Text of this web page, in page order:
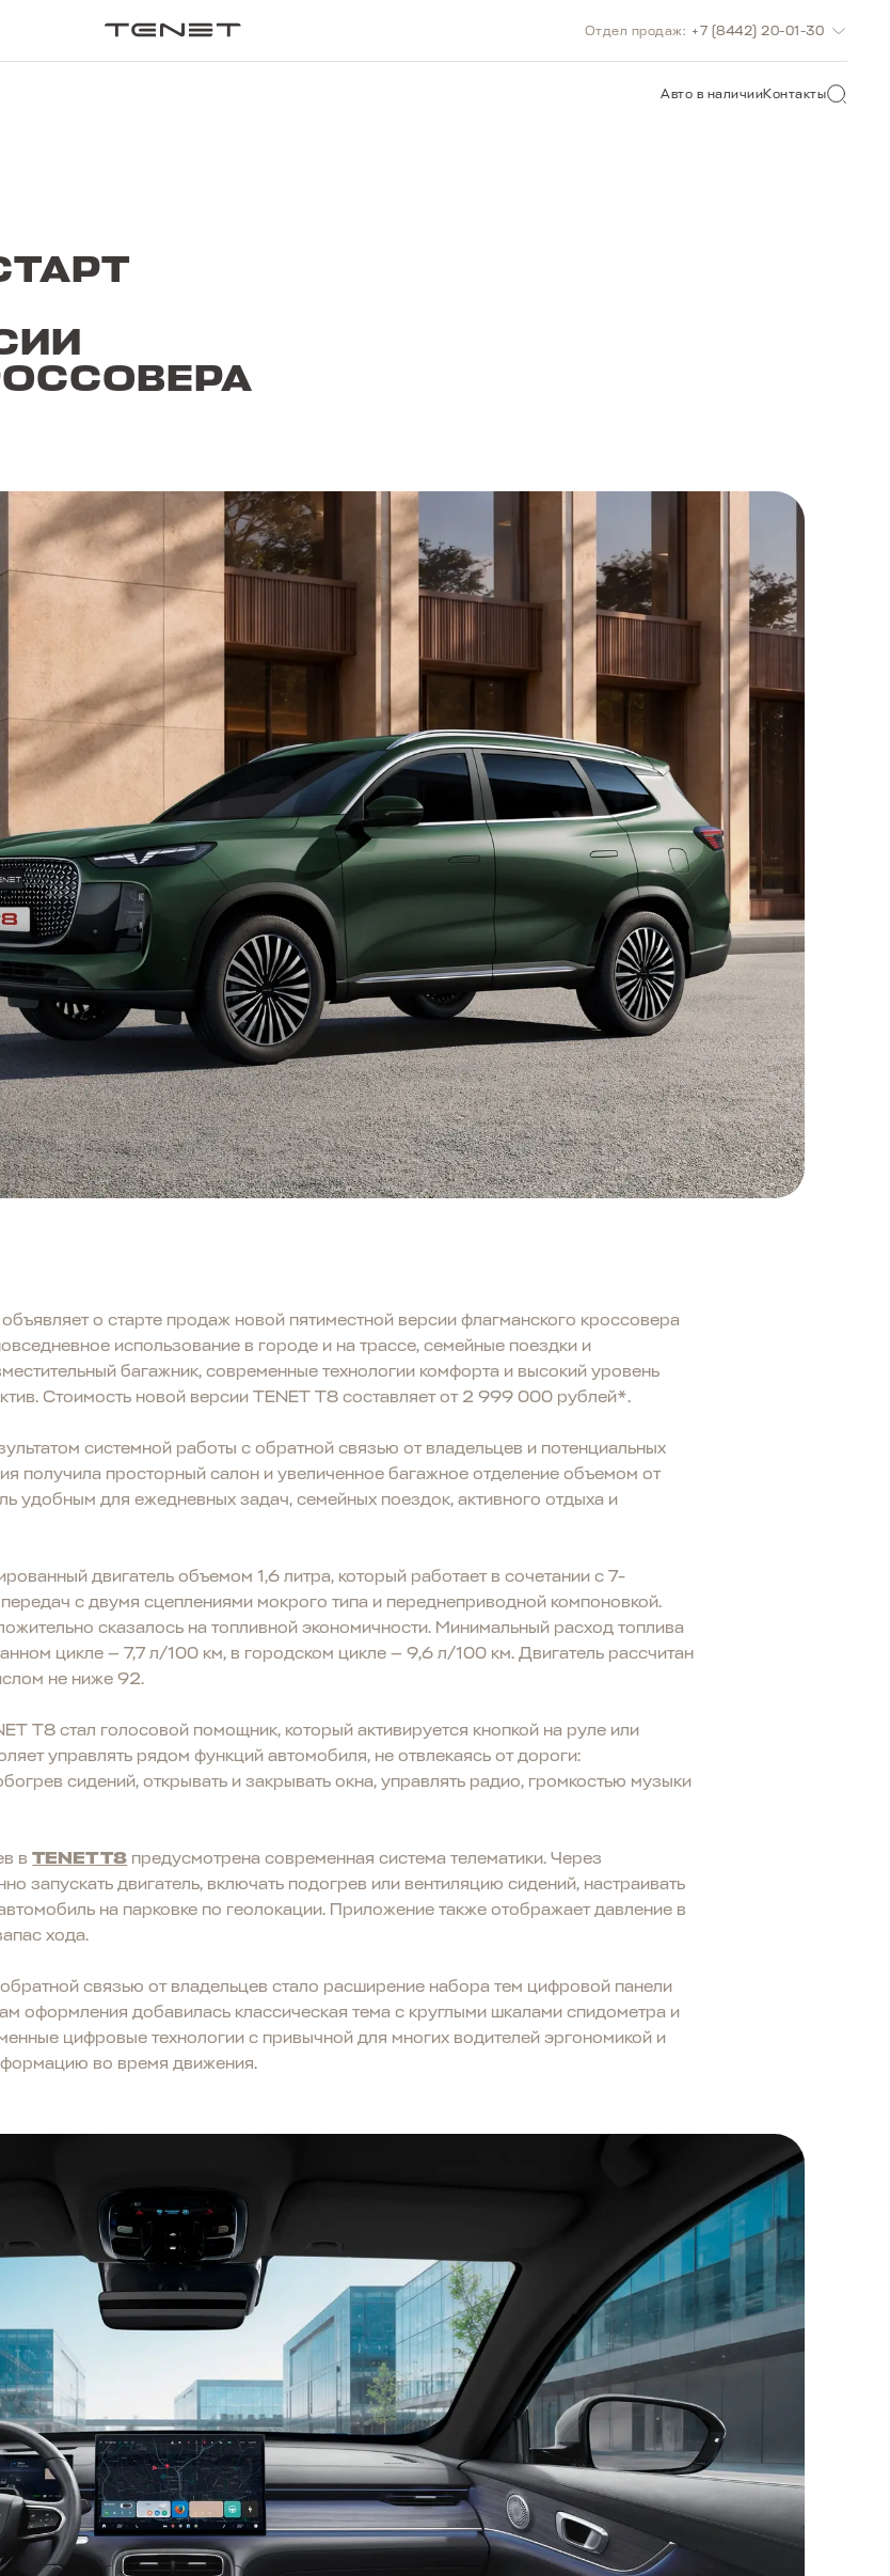
Авто в наличииКонтакты
Отдел продаж: +7 (8442) 20-01-30
о старте продаж новой пятиместной версии флагманского кроссовера
использование в городе и на трассе, семейные поездки и
багажник, современные технологии комфорта и высокий уровень
Стоимость новой версии TENET T8 составляет от 2 999 000 рублей*.
системной работы с обратной связью от владельцев и потенциальных
получила просторный салон и увеличенное багажное отделение объемом от
удобным для ежедневных задач, семейных поездок, активного отдыха и
двигатель объемом 1,6 литра, который работает в сочетании с 7-
с двумя сцеплениями мокрого типа и переднеприводной компоновкой.
сказалось на топливной экономичности. Минимальный расход топлива
цикле — 7,7 л/100 км, в городском цикле — 9,6 л/100 км. Двигатель рассчитан
не ниже 92.
T8 стал голосовой помощник, который активируется кнопкой на руле или
управлять рядом функций автомобиля, не отвлекаясь от дороги:
сидений, открывать и закрывать окна, управлять радио, громкостью музыки
вTENET T8 предусмотрена современная система телематики. Через
запускать двигатель, включать подогрев или вентиляцию сидений, настраивать
на парковке по геолокации. Приложение также отображает давление в
хода.
связью от владельцев стало расширение набора тем цифровой панели
оформления добавилась классическая тема с круглыми шкалами спидометра и
цифровые технологии с привычной для многих водителей эргономикой и
во время движения.